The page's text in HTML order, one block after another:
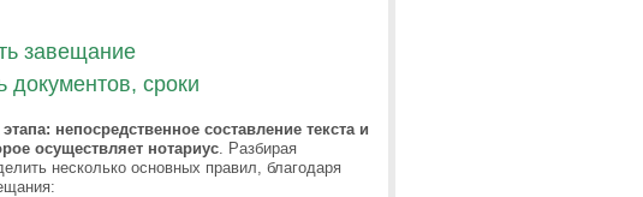
завещание
сроки
непосредственное составление текста и
осуществляет нотариус. Разбирая
несколько основных правил, благодаря